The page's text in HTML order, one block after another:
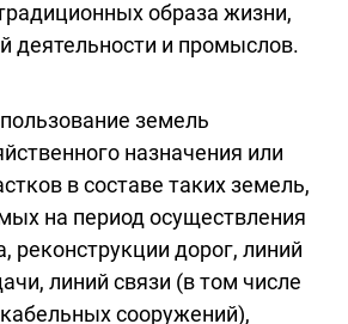
образа жизни,
деятельности и промыслов.
земель
назначения или
в составе таких земель,
на период осуществления
реконструкции дорог, линий
линий связи (в том числе
сооружений),